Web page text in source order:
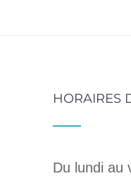
HORAIRES
Du lundi au